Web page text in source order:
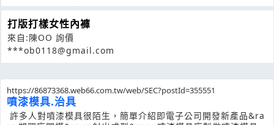
打版打樣女性內褲
來自:陳OO 詢價
***ob0118@gmail.com
https://86873368.web66.com.tw/web/SEC?postId=355551
噴漆模具.治具